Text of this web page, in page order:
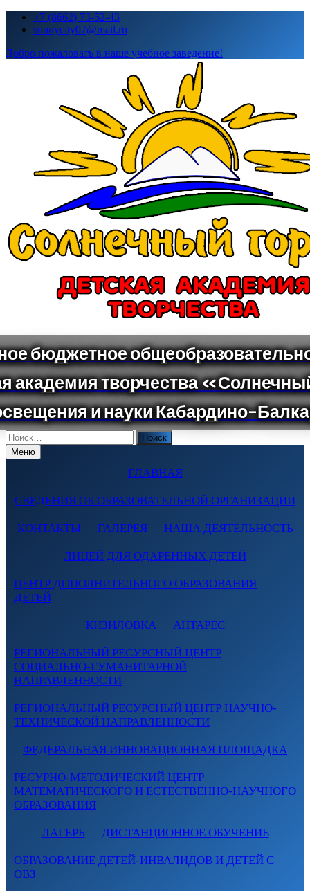
Перейти+7 (8662) 73-52-43
sunnycity07@mail.ru
Добро пожаловать в наше учебное заведение!
Поиск
по:Меню
ГЛАВНАЯ
СВЕДЕНИЯ ОБ ОБРАЗОВАТЕЛЬНОЙ ОРГАНИЗАЦИИ
КОНТАКТЫ ГАЛЕРЕЯ НАША ДЕЯТЕЛЬНОСТЬ
ЛИЦЕЙ ДЛЯ ОДАРЕННЫХ ДЕТЕЙ
ЦЕНТР ДОПОЛНИТЕЛЬНОГО ОБРАЗОВАНИЯ
ДЕТЕЙ
КИЗИЛОВКА АНТАРЕС
РЕГИОНАЛЬНЫЙ РЕСУРСНЫЙ ЦЕНТР
СОЦИАЛЬНО-ГУМАНИТАРНОЙ
НАПРАВЛЕННОСТИ
РЕГИОНАЛЬНЫЙ РЕСУРСНЫЙ ЦЕНТР НАУЧНО-
ТЕХНИЧЕСКОЙ НАПРАВЛЕННОСТИ
ФЕДЕРАЛЬНАЯ ИННОВАЦИОННАЯ ПЛОЩАДКА
РЕСУРНО-МЕТОДИЧЕСКИЙ ЦЕНТР
МАТЕМАТИЧЕСКОГО И ЕСТЕСТВЕННО-НАУЧНОГО
ОБРАЗОВАНИЯ
ЛАГЕРЬ ДИСТАНЦИОННОЕ ОБУЧЕНИЕ
ОБРАЗОВАНИЕ ДЕТЕЙ-ИНВАЛИДОВ И ДЕТЕЙ С
ОВЗ